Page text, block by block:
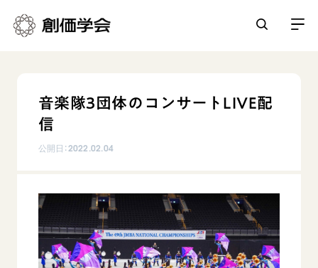
人間革命
聖典
日蓮大聖人の仏法（教学入門）
釈尊～法華経
日常の活動
座談会
仏法を学ぶ
仏法を語る
「平和の文化」を構築
核兵器の廃絶に向け連帯を拡大
「人権文化」「ジェンダー平等」を促進
世界の創価学会
各国ウェブサイト
基本情報
音楽隊3団体のコンサートLIVE配
信
公開日：2022.02.04